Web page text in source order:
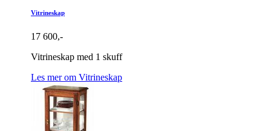
Vitrineskap
17 600,-
Vitrineskap med 1 skuff
Les mer om Vitrineskap